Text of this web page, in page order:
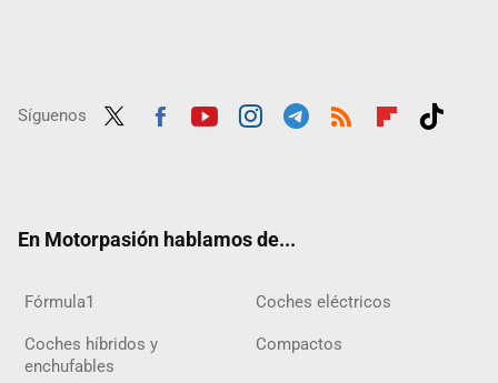
Síguenos
En Motorpasión hablamos de...
Fórmula1 Coches eléctricos
Coches híbridos y
enchufables
Compactos